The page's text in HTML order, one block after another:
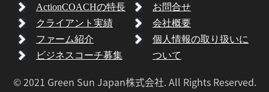
ActionCOACHの特長
クライアント実績
ファーム紹介
ビジネスコーチ募集
お問合せ
会社概要
個人情報の取り扱いに
ついて
© 2021 Green Sun Japan株式会社. All Rights Reserved.